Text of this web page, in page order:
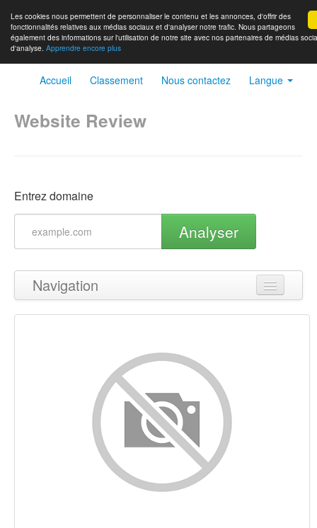
Les cookies nous permettent de personnaliser le contenu et les annonces, d'offrir des
fonctionnalités relatives aux médias sociaux et d'analyser notre trafic. Nous partageons
également des informations sur l'utilisation de notre site avec nos partenaires de médias
d'analyse. Apprendre encore plus
Accueil Classement Nous contactez Langue
Website Review
Entrez domaine
Analyser
Navigation
Haut de page
Mots-clefs
Ergonomie
Document